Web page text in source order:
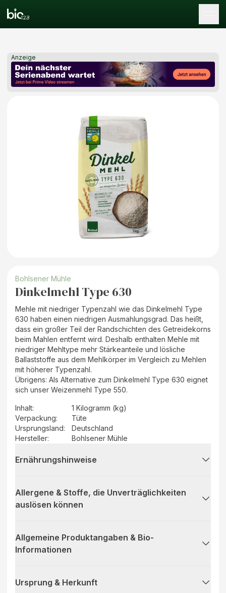
Anzeige
Bohlsener Mühle
Dinkelmehl Type 630
Mehle mit niedriger Typenzahl wie das Dinkelmehl Type
630 haben einen niedrigen Ausmahlungsgrad. Das heißt,
dass ein großer Teil der Randschichten des Getreidekorns
beim Mahlen entfernt wird. Deshalb enthalten Mehle mit
niedriger Mehltype mehr Stärkeanteile und lösliche
Ballaststoffe aus dem Mehlkörper im Vergleich zu Mehlen
mit höherer Typenzahl.
Übrigens: Als Alternative zum Dinkelmehl Type 630 eignet
sich unser Weizenmehl Type 550.
Inhalt:
1 Kilogramm (kg)
Verpackung:
Tüte
Ursprungsland:
Deutschland
Hersteller: Bohlsener Mühle
Ernährungshinweise
Allergene & Stoffe, die Unverträglichkeiten
auslösen können
Allgemeine Produktangaben & Bio-
Informationen
Ursprung & Herkunft